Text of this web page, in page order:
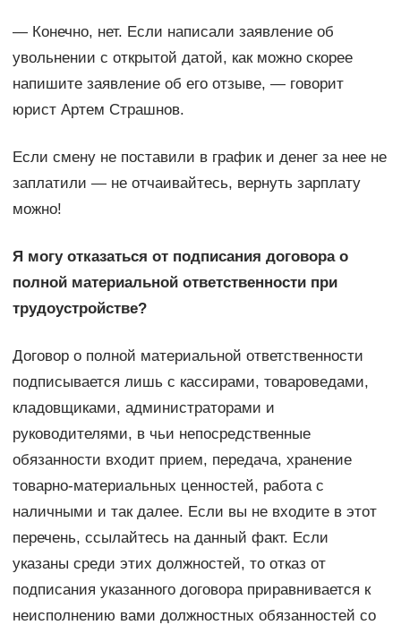
— Конечно, нет. Если написали заявление об
увольнении с открытой датой, как можно скорее
напишите заявление об его отзыве, — говорит
юрист Артем Страшнов.
Если смену не поставили в график и денег за нее не
заплатили — не отчаивайтесь, вернуть зарплату
можно!
Я могу отказаться от подписания договора о
полной материальной ответственности при
трудоустройстве?
Договор о полной материальной ответственности
подписывается лишь с кассирами, товароведами,
кладовщиками, администраторами и
руководителями, в чьи непосредственные
обязанности входит прием, передача, хранение
товарно-материальных ценностей, работа с
наличными и так далее. Если вы не входите в этот
перечень, ссылайтесь на данный факт. Если
указаны среди этих должностей, то отказ от
подписания указанного договора приравнивается к
неисполнению вами должностных обязанностей со